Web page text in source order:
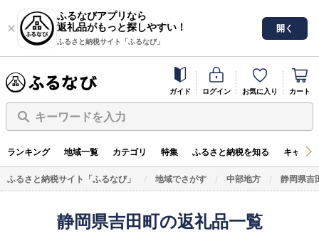
ふるなびアプリなら
返礼品がもっと探しやすい！
ふるさと納税サイト「ふるなび」
開く
ガイド ログイン お気に入り カート
キーワードを入力
ランキング 地域一覧 カテゴリ 特集 ふるさと納税を知る キャン
ふるさと納税サイト「ふるなび」 地域でさがす 中部地方 静岡県吉
静岡県吉田町の返礼品一覧